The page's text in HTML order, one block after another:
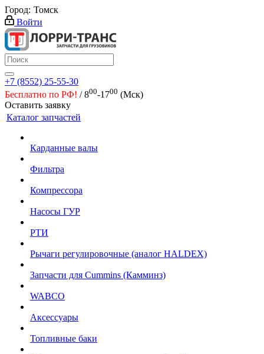
Город: Томск
Войти
+7 (8552) 25-55-30
Бесплатно по РФ! / 800-1700 (Мск)
Оставить заявку
Каталог запчастей
Карданные валы
Фильтра
Компрессора
Насосы ГУР
РТИ
Рычаги регулировочные (аналог HALDEX)
Запчасти для Cummins (Камминз)
WABCO
Аксессуары
Топливные баки